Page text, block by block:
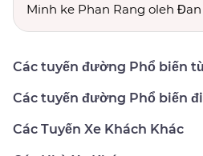
Minh ke Phan Rang oleh
Các tuyến đường Phổ biến
Các tuyến đường Phổ biến
Các Tuyến Xe Khách Khác